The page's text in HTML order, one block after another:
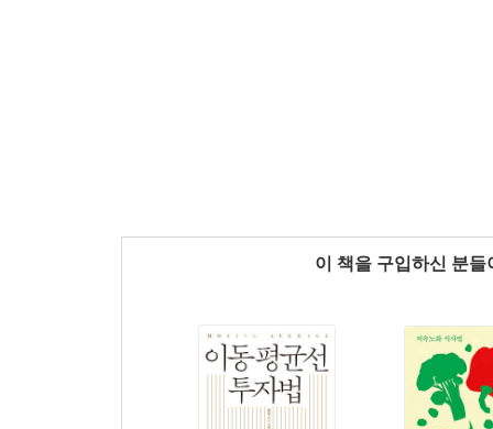
이 책을 구입하신 분